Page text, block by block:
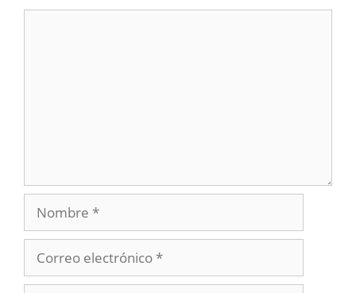
Nombre
electrónico